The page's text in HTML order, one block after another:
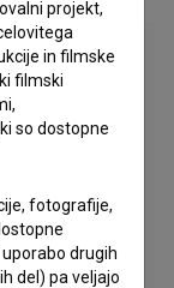
projekt,
in filmske
filmski
so dostopne
fotografije,
drugih
del) pa veljajo